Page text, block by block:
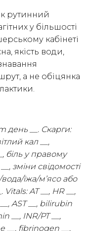
рутинний
у більшості
кабінеті
якість води,
а не обіцянка
день __. Скарги:
кал __,
біль у правому
зміни свідомості
вода/їжа/м’ясо або
AT __, HR __,
AST __, bilirubin
__, INR/PT __,
__, fibrinogen __,